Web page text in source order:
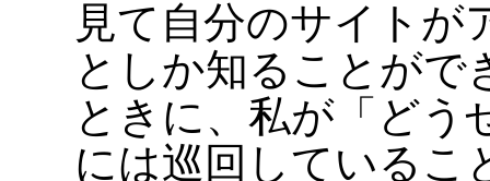
見て自分のサイトが
としか知ることがで
ときに、私が「どう
には巡回しているこ